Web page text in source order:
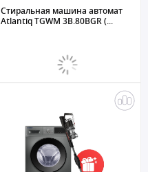
Стиральная машина автомат
Atlantiq TGWM 3B.80BGR (...